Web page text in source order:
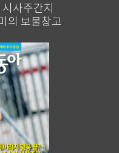
사주간지
의 보물창고